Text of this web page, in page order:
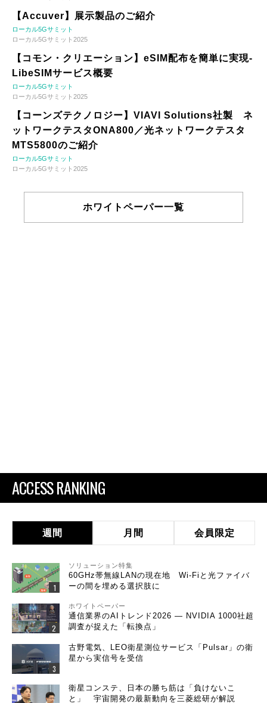
【Accuver】展示製品のご紹介
ローカル5Gサミット
ローカル5Gサミット2025
【コモン・クリエーション】eSIM配布を簡単に実現-
LibeSIMサービス概要
ローカル5Gサミット
ローカル5Gサミット2025
【コーンズテクノロジー】VIAVI Solutions社製 ネ
ットワークテスタONA800／光ネットワークテスタ
MTS5800のご紹介
ローカル5Gサミット
ローカル5Gサミット2025
ホワイトペーパー一覧
ACCESS RANKING
週間 月間 会員限定
ソリューション特集
60GHz帯無線LANの現在地 Wi-Fiと光ファイバ
ーの間を埋める選択肢に
ホワイトペーパー
通信業界のAIトレンド2026 ― NVIDIA 1000社超
調査が捉えた「転換点」
古野電気、LEO衛星測位サービス「Pulsar」の衛
星から実信号を受信
衛星コンステ、日本の勝ち筋は「負けないこ
と」 宇宙開発の最新動向を三菱総研が解説